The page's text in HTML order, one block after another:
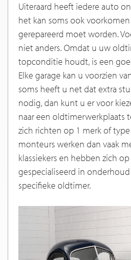
Uiteraard heeft iedere auto
het kan soms ook
gerepareerd moet worden.
niet anders. Omdat u uw
topconditie houdt, is een
Elke garage kan u voorzien
soms heeft u net dat extra
nodig, dan kunt u er voor
naar een oldtimerwerkplaats
zich richten op 1 merk of
monteurs werken dan vaak
klassiekers en hebben zich
gespecialiseerd in
specifieke oldtimer.